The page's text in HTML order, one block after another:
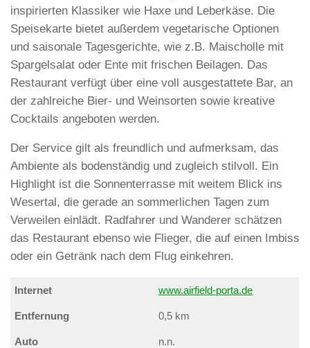
inspirierten Klassiker wie Haxe und Leberkäse. Die
Speisekarte bietet außerdem vegetarische Optionen
und saisonale Tagesgerichte, wie z.B. Maischolle mit
Spargelsalat oder Ente mit frischen Beilagen. Das
Restaurant verfügt über eine voll ausgestattete Bar, an
der zahlreiche Bier- und Weinsorten sowie kreative
Cocktails angeboten werden.
Der Service gilt als freundlich und aufmerksam, das
Ambiente als bodenständig und zugleich stilvoll. Ein
Highlight ist die Sonnenterrasse mit weitem Blick ins
Wesertal, die gerade an sommerlichen Tagen zum
Verweilen einlädt. Radfahrer und Wanderer schätzen
das Restaurant ebenso wie Flieger, die auf einen Imbiss
oder ein Getränk nach dem Flug einkehren.
Internet www.airfield-porta.de
Entfernung 0,5 km
Auto n.n.